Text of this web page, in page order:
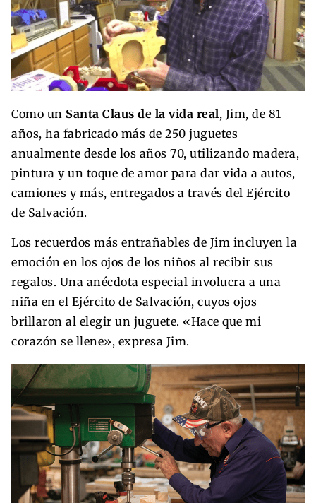
Como un Santa Claus de la vida real, Jim, de 81
años, ha fabricado más de 250 juguetes
anualmente desde los años 70, utilizando madera,
pintura y un toque de amor para dar vida a autos,
camiones y más, entregados a través del Ejército
de Salvación.
Los recuerdos más entrañables de Jim incluyen la
emoción en los ojos de los niños al recibir sus
regalos. Una anécdota especial involucra a una
niña en el Ejército de Salvación, cuyos ojos
brillaron al elegir un juguete. «Hace que mi
corazón se llene», expresa Jim.